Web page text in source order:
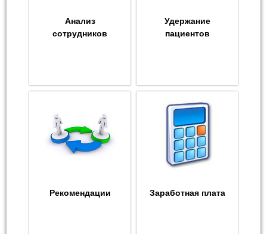
Анализ
сотрудников
Удержание
пациентов
Рекомендации Заработная плата